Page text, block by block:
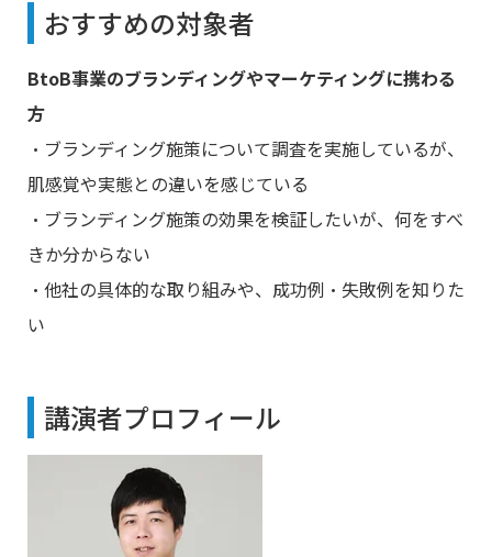
おすすめの対象者
BtoB事業のブランディングやマーケティングに携わる
方
・ブランディング施策について調査を実施しているが、
肌感覚や実態との違いを感じている
・ブランディング施策の効果を検証したいが、何をすべ
きか分からない
・他社の具体的な取り組みや、成功例・失敗例を知りた
い
講演者プロフィール